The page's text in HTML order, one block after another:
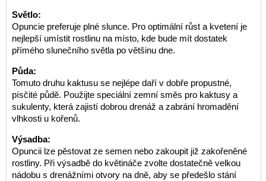
Světlo:
Opuncie preferuje plné slunce. Pro optimální růst a kvetení je
nejlepší umístit rostlinu na místo, kde bude mít dostatek
přímého slunečního světla po většinu dne.
Půda:
Tomuto druhu kaktusu se nejlépe daří v dobře propustné,
písčité půdě. Použijte speciální zemní směs pro kaktusy a
sukulenty, která zajistí dobrou drenáž a zabrání hromadění
vlhkosti u kořenů.
Výsadba:
Opuncii lze pěstovat ze semen nebo zakoupit již zakořeněné
rostliny. Při výsadbě do květináče zvolte dostatečně velkou
nádobu s drenážními otvory na dně, aby se předešlo stání